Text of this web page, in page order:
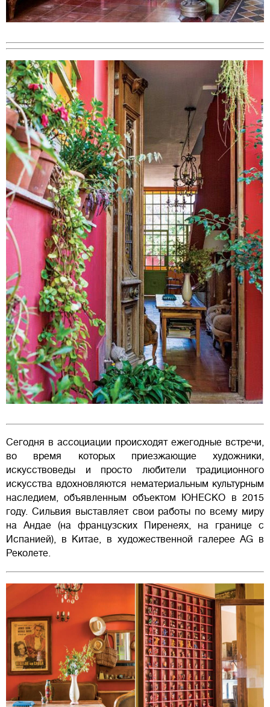
Сегодня в ассоциации происходят ежегодные встречи,
во время которых приезжающие художники,
искусствоведы и просто любители традиционного
искусства вдохновляются нематериальным культурным
наследием, объявленным объектом ЮНЕСКО в 2015
году. Сильвия выставляет свои работы по всему миру
на Андае (на французских Пиренеях, на границе с
Испанией), в Китае, в художественной галерее AG в
Реколете.